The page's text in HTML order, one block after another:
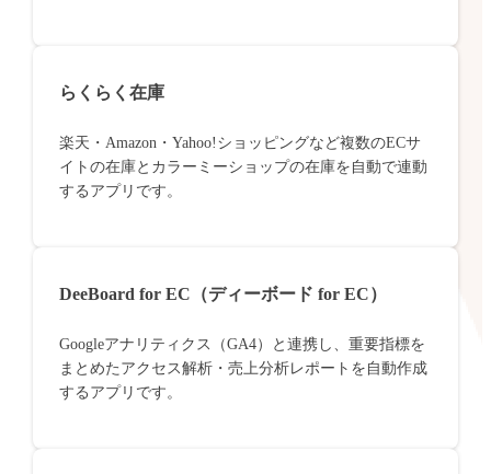
らくらく在庫
楽天・Amazon・Yahoo!ショッピングなど複数のECサ
イトの在庫とカラーミーショップの在庫を自動で連動
するアプリです。
DeeBoard for EC（ディーボード for EC）
Googleアナリティクス（GA4）と連携し、重要指標を
まとめたアクセス解析・売上分析レポートを自動作成
するアプリです。